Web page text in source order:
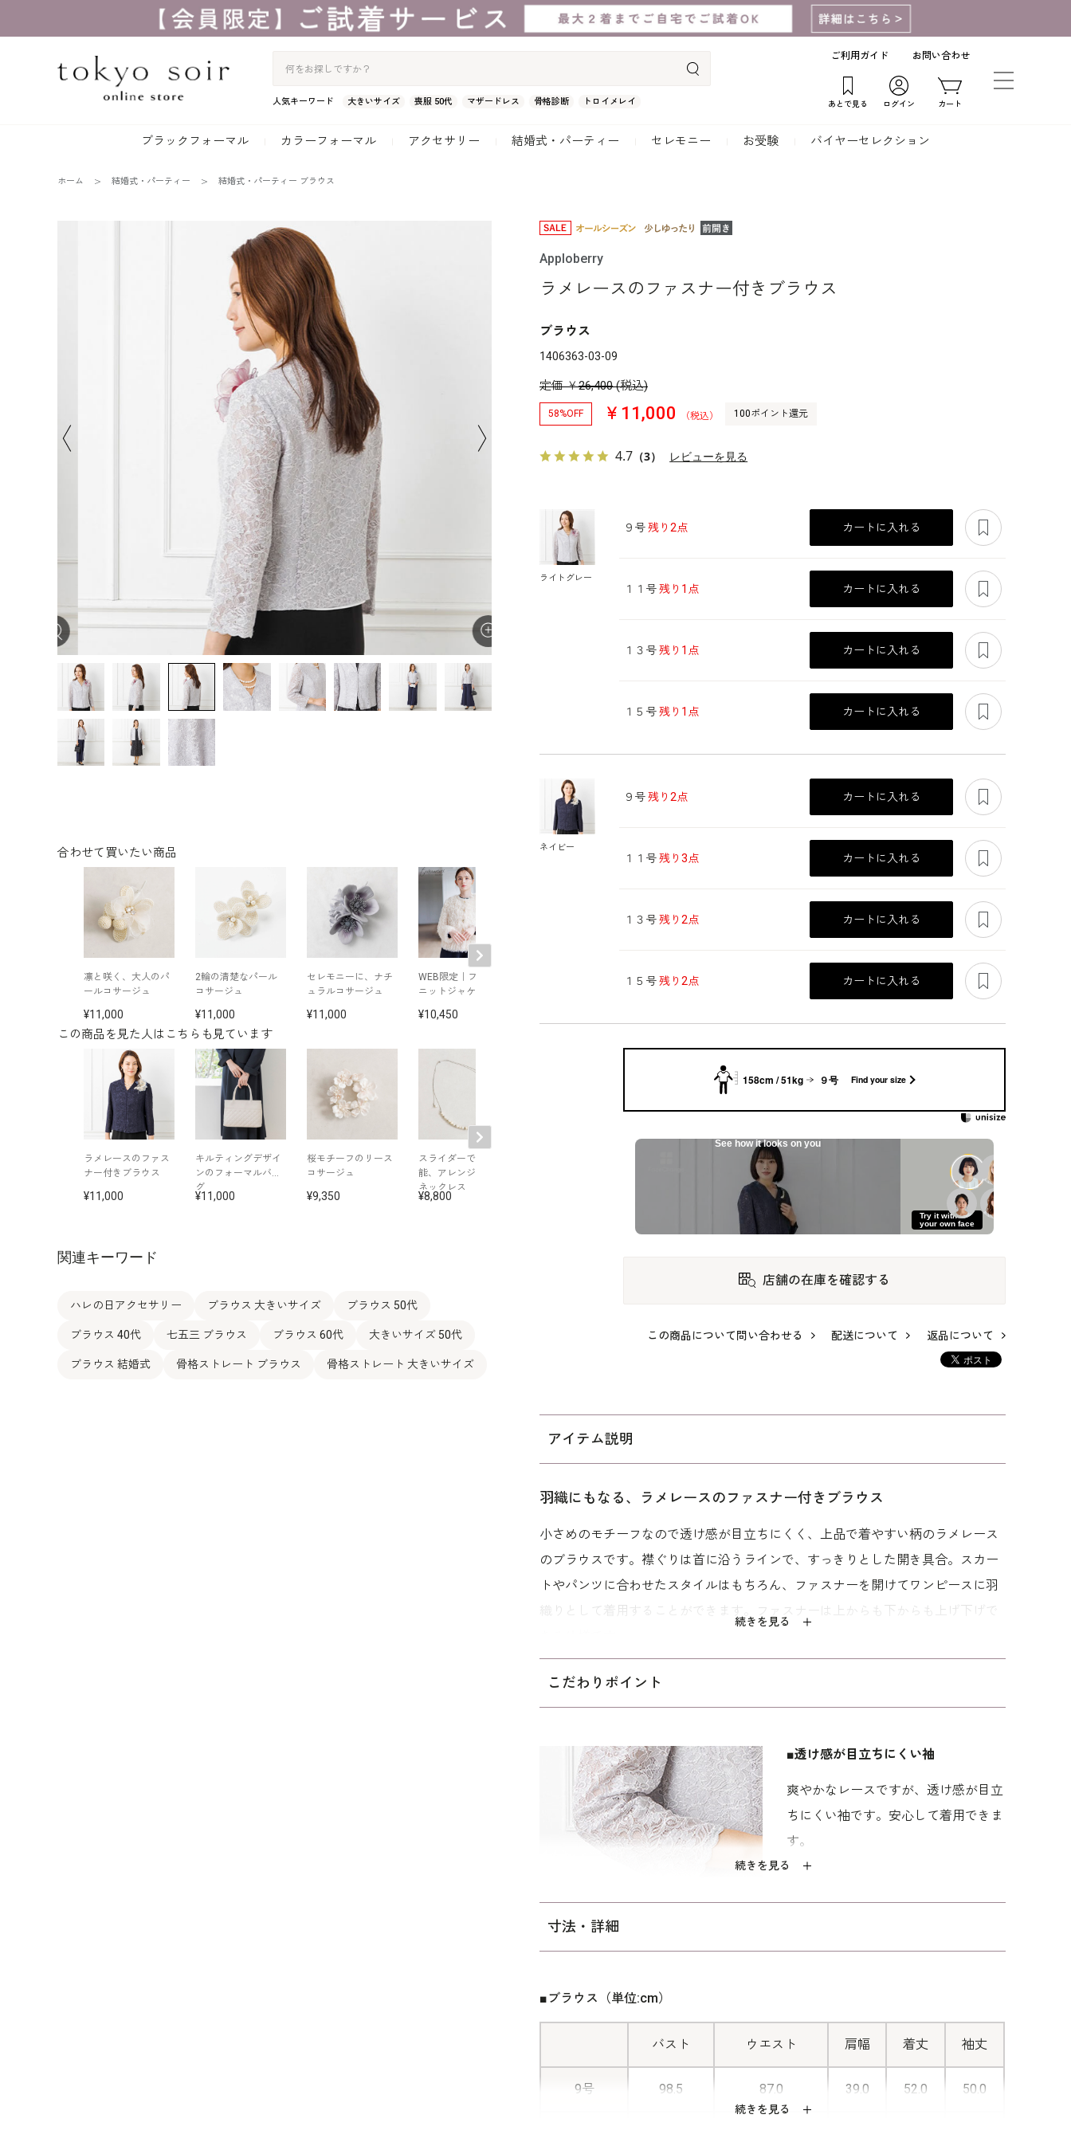
人気キーワード 大きいサイズ 喪服 50代 マザードレス 骨格診断 トロイメレイ
ご利用ガイド お問い合わせ
あとで見る ログイン カート
ブラックフォーマル カラーフォーマル アクセサリー 結婚式・パーティー セレモニー お受験 バイヤーセレクション
ホーム 結婚式・パーティー 結婚式・パーティー ブラウス
この商品を見た人はこちらも見ています
ラメレースのファス
ナー付きブラウス
11,000
キルティングデザイ
ンのフォーマルバッ
グ
11,000
桜モチーフのリース
コサージュ
9,350
スライダーで調節可
能、アレンジパール
ネックレス
8,800
ドロップショルダー
の白ブラウス
15,400
る、上品コサージュ
Vラインのストーン
ネックレス
11,000
合わせて買いたい商品
凛と咲く、大人のパ
ールコサージュ
11,000
2輪の清楚なパール
コサージュ
11,000
セレモニーに、ナチ
ュラルコサージュ
11,000
WEB限定｜フェザー
ニットジャケット
10,450
タックデザインのフ
WEB限定｜フェザー
WEB限定｜センター
プレス入りきれい見
関連キーワード
ハレの日アクセサリー ブラウス 大きいサイズ ブラウス 50代
ブラウス 40代 七五三 ブラウス ブラウス 60代 大きいサイズ 50代
ブラウス 結婚式 骨格ストレート ブラウス 骨格ストレート 大きいサイズ
Apploberry
ラメレースのファスナー付きブラウス
ブラウス
1406363-03-09
定価 ￥26,400 (税込)
58%OFF ￥11,000 （税込） 100ポイント還元
4.7 （3） レビューを見る
ライトグレー
９号残り2点 カートに入れる
１１号残り1点 カートに入れる
１３号残り1点 カートに入れる
１５号残り1点 カートに入れる
ネイビー
９号残り2点 カートに入れる
１１号残り3点 カートに入れる
１３号残り2点 カートに入れる
１５号残り2点 カートに入れる
158cm / 51kg ９号 Find your size
See how it looks on you
Try it with
your own face
店舗の在庫を確認する
この商品について問い合わせる 配送について 返品について
アイテム説明
続きを見る
羽織にもなる、ラメレースのファスナー付きブラウス
小さめのモチーフなので透け感が目立ちにくく、上品で着やすい柄のラメレース
のブラウスです。襟ぐりは首に沿うラインで、すっきりとした開き具合。スカー
トやパンツに合わせたスタイルはもちろん、ファスナーを開けてワンピースに羽
織りとして着用することができます。ファスナーは上からも下からも上げ下げで
こだわりポイント
続きを見る
■透け感が目立ちにくい袖
爽やかなレースですが、透け感が目立
ちにくい袖です。安心して着用できま
す。
寸法・詳細
続きを見る
■ブラウス（単位:cm）
バスト ウエスト 肩幅 着丈 袖丈
9号 98.5 87.0 39.0 52.0 50.0